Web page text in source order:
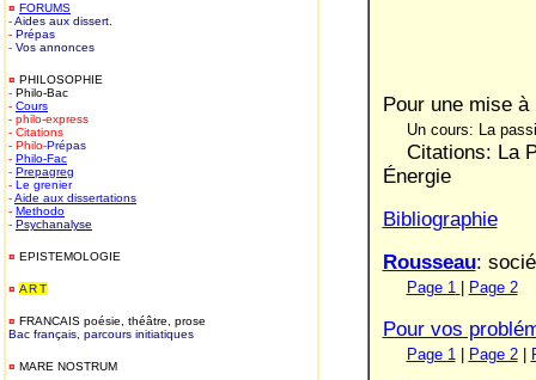
¤ FORUMS
-Aides aux dissert.
- Prépas
- Vos annonces
¤ PHILOSOPHIE
- Philo-Bac
- Cours
- philo-express
- Citations
- Philo-Prépas
- Philo-Fac
- Prepagreg
- Le grenier
-Aide aux dissertations
- Methodo
- Psychanalyse
¤ EPISTEMOLOGIE
¤ ART
¤ FRANCAIS poésie, théâtre, prose
Bac français, parcours initiatiques
¤ MARE NOSTRUM
Pour une mise à
Un cours: La
Citations: La
Énergie
Bibliographie
Rousseau:
Page 1 Page 2
Pour vos
Page 1| Page 2|